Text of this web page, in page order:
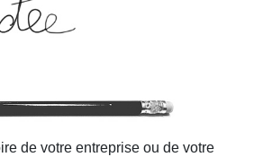
de votre entreprise ou de votre